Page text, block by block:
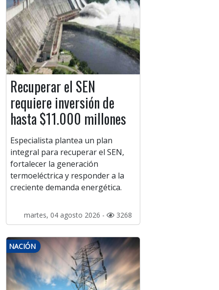
Recuperar el SEN
requiere inversión de
hasta $11.000 millones
Especialista plantea un plan
integral para recuperar el SEN,
fortalecer la generación
termoeléctrica y responder a la
creciente demanda energética.
martes, 04 agosto 2026 - 3268
NACIÓN